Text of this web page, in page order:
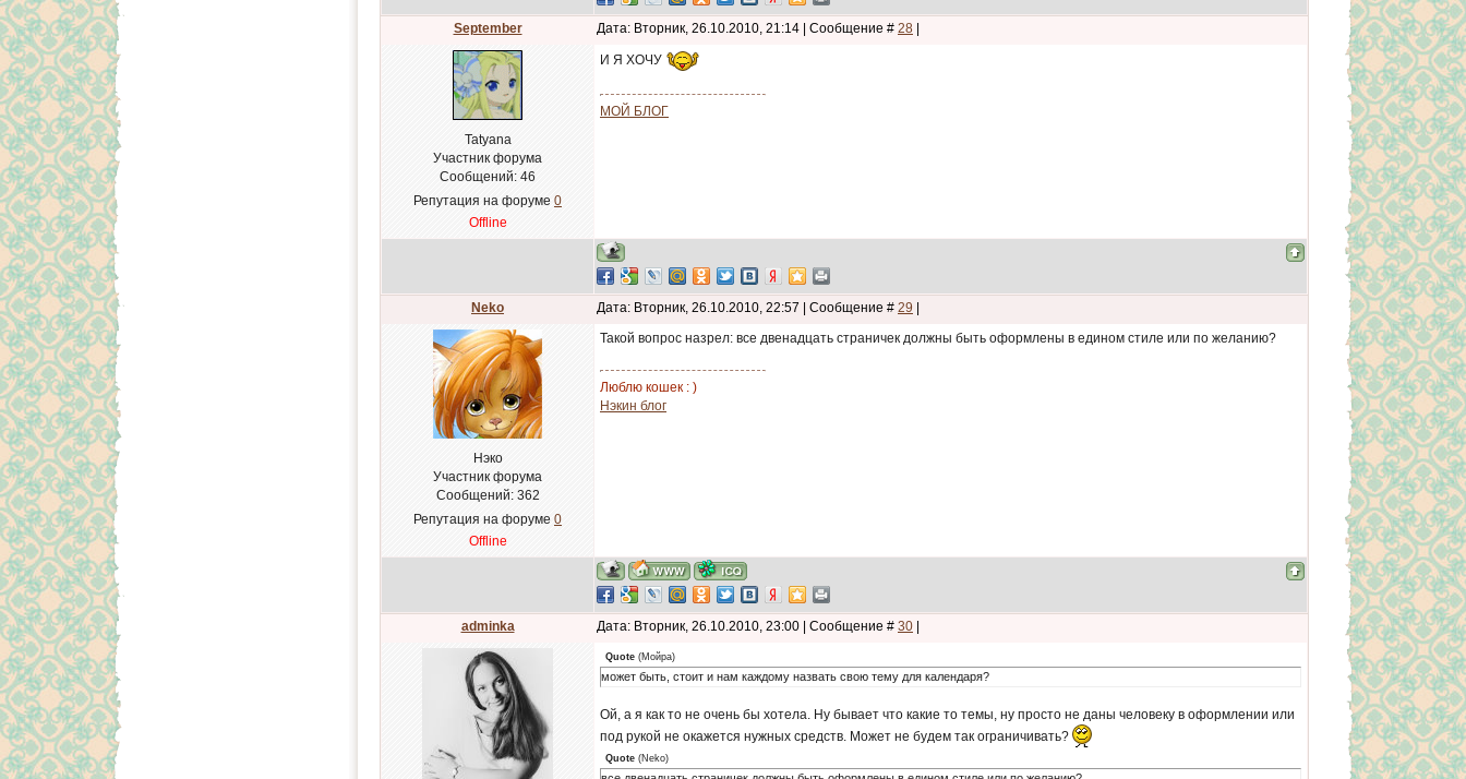
September Дата: Вторник, 26.10.2010, 21:14 | Сообщение # 28
Tatyana
Участник форума
Сообщений: 46
Репутация на форуме 0
Offline
И Я ХОЧУ
МОЙ БЛОГ
Neko Дата: Вторник, 26.10.2010, 22:57 | Сообщение # 29
Нэко
Участник форума
Сообщений: 362
Репутация на форуме 0
Offline
Такой вопрос назрел: все двенадцать страничек должны быть оформлены в едином стиле или по желанию?
Люблю кошек : )
Нэкин блог
adminka Дата: Вторник, 26.10.2010, 23:00 | Сообщение # 30
Quote (Мойра)
может быть, стоит и нам каждому назвать свою тему для календаря?
Ой, а я как то не очень бы хотела. Ну бывает что какие то темы, ну просто не даны человеку в оформлении или
под рукой не окажется нужных средств. Может не будем так ограничивать?
Quote (Neko)